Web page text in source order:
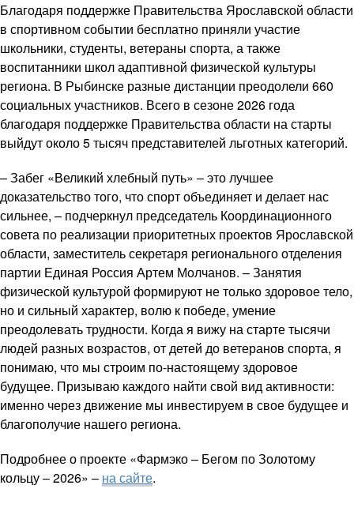
Благодаря поддержке Правительства Ярославской области
в спортивном событии бесплатно приняли участие
школьники, студенты, ветераны спорта, а также
воспитанники школ адаптивной физической культуры
региона. В Рыбинске разные дистанции преодолели 660
социальных участников. Всего в сезоне 2026 года
благодаря поддержке Правительства области на старты
выйдут около 5 тысяч представителей льготных категорий.
– Забег «Великий хлебный путь» – это лучшее
доказательство того, что спорт объединяет и делает нас
сильнее, – подчеркнул председатель Координационного
совета по реализации приоритетных проектов Ярославской
области, заместитель секретаря регионального отделения
партии Единая Россия Артем Молчанов. – Занятия
физической культурой формируют не только здоровое тело,
но и сильный характер, волю к победе, умение
преодолевать трудности. Когда я вижу на старте тысячи
людей разных возрастов, от детей до ветеранов спорта, я
понимаю, что мы строим по-настоящему здоровое
будущее. Призываю каждого найти свой вид активности:
именно через движение мы инвестируем в свое будущее и
благополучие нашего региона.
Подробнее о проекте «Фармэко – Бегом по Золотому
кольцу – 2026» – на сайте.